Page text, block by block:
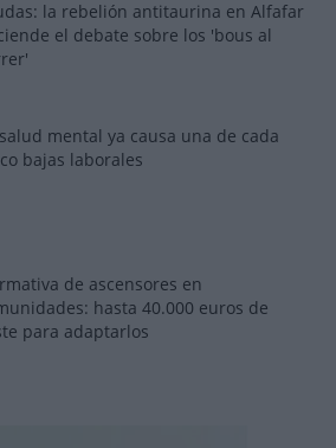
la rebelión antitaurina en Alfafar
el debate sobre los 'bous al
mental ya causa una de cada
bajas laborales
de ascensores en
hasta 40.000 euros de
para adaptarlos